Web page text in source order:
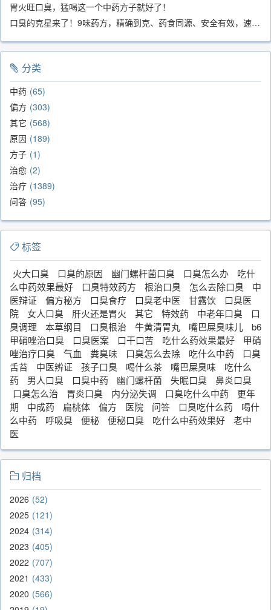
胃火旺口臭，猛喝这一个中药方子就好了！
口臭的克星来了！9味药方，精确到克、药食同源、安全有效，速看！
分类
中药 65
偏方 303
其它 568
原因 189
方子 1
治愈 2
治疗 1389
问答 95
标签
火大口臭 口臭的原因 幽门螺杆菌口臭 口臭怎么办
吃什
么中药效果最好
口臭特效药方 根治口臭 怎么去除口臭
中
医辩证
偏方秘方 口臭食疗 口臭老中医 甘露饮
口臭医
院
女人口臭 肝火还是胃火 其它 特效药 中老年口臭
口
臭调理
本草纲目 口臭根治 牛黄清胃丸 嘴巴屎臭味儿
b6
甲硝唑治口臭
口臭医案 口干口苦 吃什么药效果最好
甲硝
唑治疗口臭
气血 粪臭味 口臭怎么去除 吃什么中药
口臭
舌苔
中医辨证 孩子口臭 喝什么茶 嘴巴屎臭味
吃什么
药
男人口臭 口臭中药 幽门螺杆菌 失眠口臭
鼻炎口臭
口臭怎么治
胃炎口臭 内分泌失调 口臭吃什么中药
更年
期
中成药 扁桃体 偏方 医院 问答 口臭吃什么药
喝什
么中药
呼吸臭 便秘 便秘口臭 吃什么中药效果好
老中
医
归档
2026 52
2025 121
2024 314
2023 405
2022 707
2021
433
2020 566